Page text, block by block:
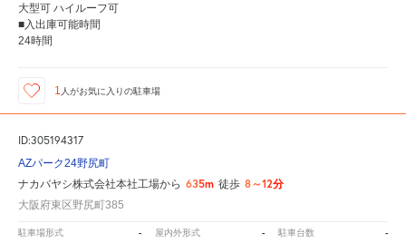
大型可 ハイルーフ可
■入出庫可能時間
24時間
1 人がお気に入りの駐車場
ID:305194317
AZパーク24野尻町
ナカバヤシ株式会社本社工場から 635m 徒歩 8～12分
大阪府東区野尻町385
駐車場形式 - 屋内外形式 - 駐車台数 -